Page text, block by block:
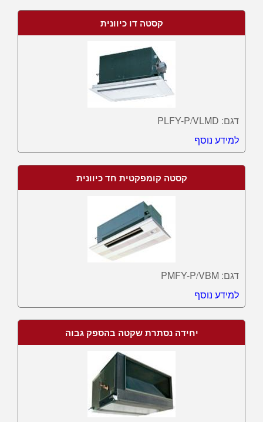
קסטה דו כיוונית
דגם: PLFY-P/VLMD
למידע נוסף
קסטה קומפקטית חד כיוונית
דגם: PMFY-P/VBM
למידע נוסף
יחידה נסתרת שקטה בהספק גבוה